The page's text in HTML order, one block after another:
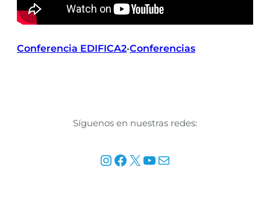
Conferencia EDIFICA2•Conferencias
Síguenos en nuestras redes:
InstagramFacebook X YouTube Mail